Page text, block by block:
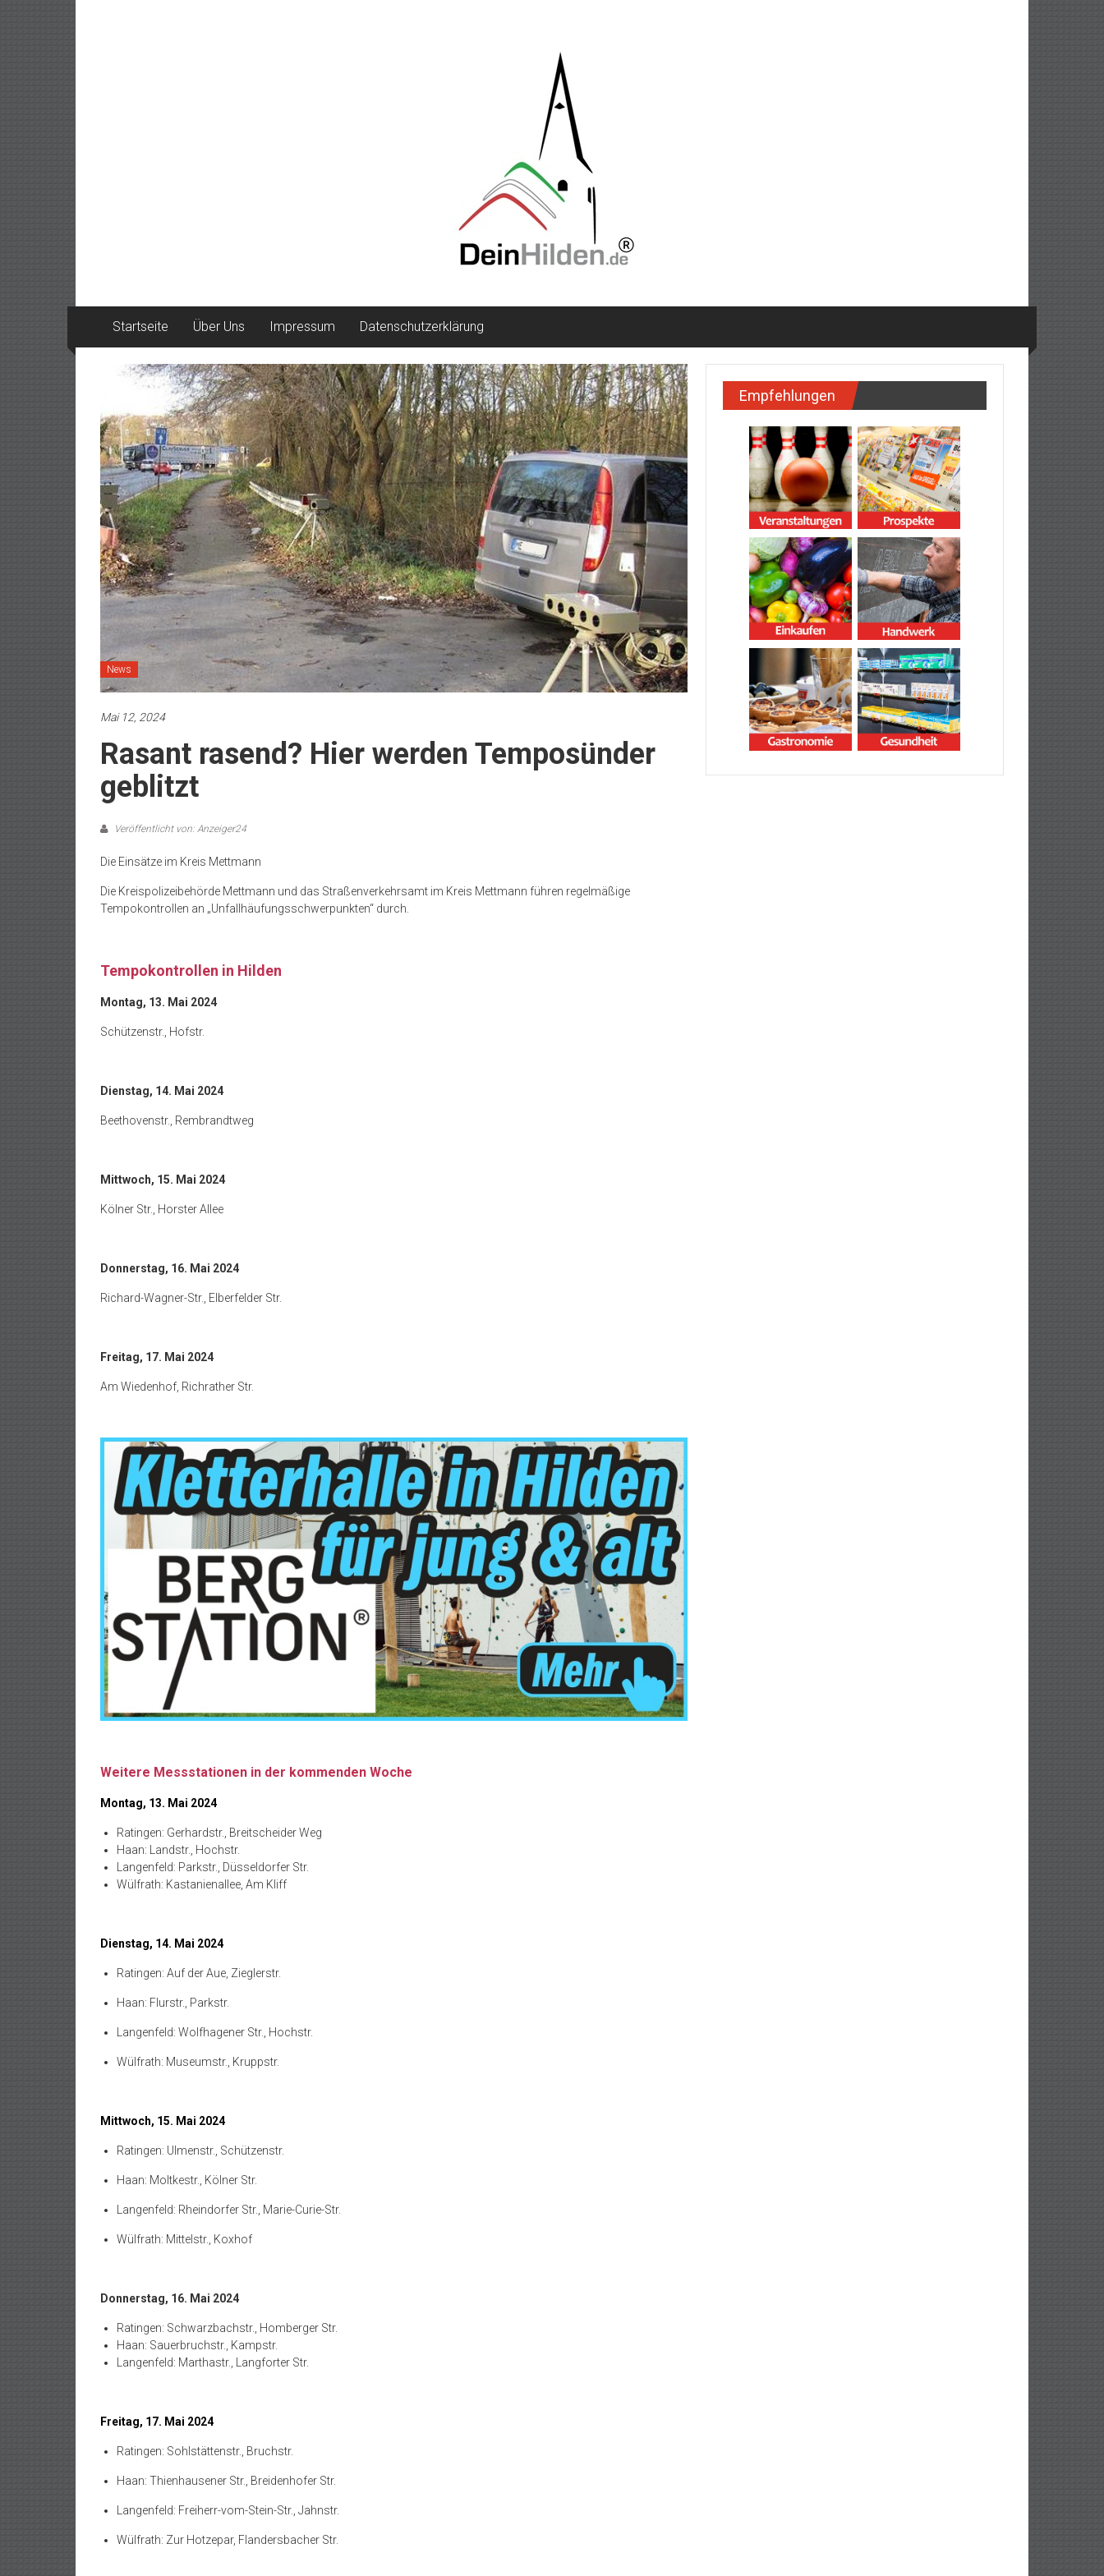
Startseite Über Uns Impressum Datenschutzerklärung
News
Mai 12, 2024
Rasant rasend? Hier werden Temposünder
geblitzt
Veröffentlicht von: Anzeiger24
Die Einsätze im Kreis Mettmann
Die Kreispolizeibehörde Mettmann und das Straßenverkehrsamt im Kreis Mettmann führen regelmäßige
Tempokontrollen an „Unfallhäufungsschwerpunkten“ durch.
Tempokontrollen in Hilden
Montag, 13. Mai 2024
Schützenstr., Hofstr.
Dienstag, 14. Mai 2024
Beethovenstr., Rembrandtweg
Mittwoch, 15. Mai 2024
Kölner Str., Horster Allee
Donnerstag, 16. Mai 2024
Richard-Wagner-Str., Elberfelder Str.
Freitag, 17. Mai 2024
Am Wiedenhof, Richrather Str.
Weitere Messstationen in der kommenden Woche
Montag, 13. Mai 2024
Ratingen: Gerhardstr., Breitscheider Weg
Haan: Landstr., Hochstr.
Langenfeld: Parkstr., Düsseldorfer Str.
Wülfrath: Kastanienallee, Am Kliff
Dienstag, 14. Mai 2024
Ratingen: Auf der Aue, Zieglerstr.
Haan: Flurstr., Parkstr.
Langenfeld: Wolfhagener Str., Hochstr.
Wülfrath: Museumstr., Kruppstr.
Mittwoch, 15. Mai 2024
Ratingen: Ulmenstr., Schützenstr.
Haan: Moltkestr., Kölner Str.
Langenfeld: Rheindorfer Str., Marie-Curie-Str.
Wülfrath: Mittelstr., Koxhof
Donnerstag, 16. Mai 2024
Ratingen: Schwarzbachstr., Homberger Str.
Haan: Sauerbruchstr., Kampstr.
Langenfeld: Marthastr., Langforter Str.
Freitag, 17. Mai 2024
Ratingen: Sohlstättenstr., Bruchstr.
Haan: Thienhausener Str., Breidenhofer Str.
Langenfeld: Freiherr-vom-Stein-Str., Jahnstr.
Wülfrath: Zur Hotzepar, Flandersbacher Str.
Empfehlungen